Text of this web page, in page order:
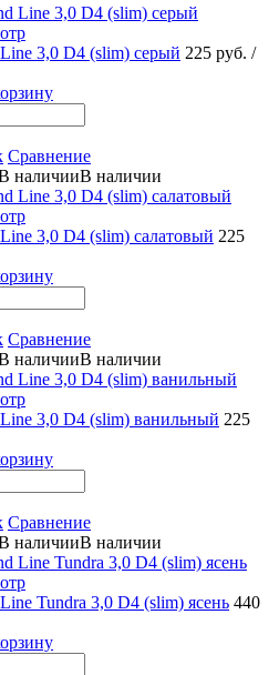
3,0 D4 (slim) серый 225 руб. /
Сравнение
В наличии
3,0 D4 (slim) салатовый 225
Сравнение
В наличии
3,0 D4 (slim) ванильный 225
Сравнение
В наличии
Tundra 3,0 D4 (slim) ясень 440